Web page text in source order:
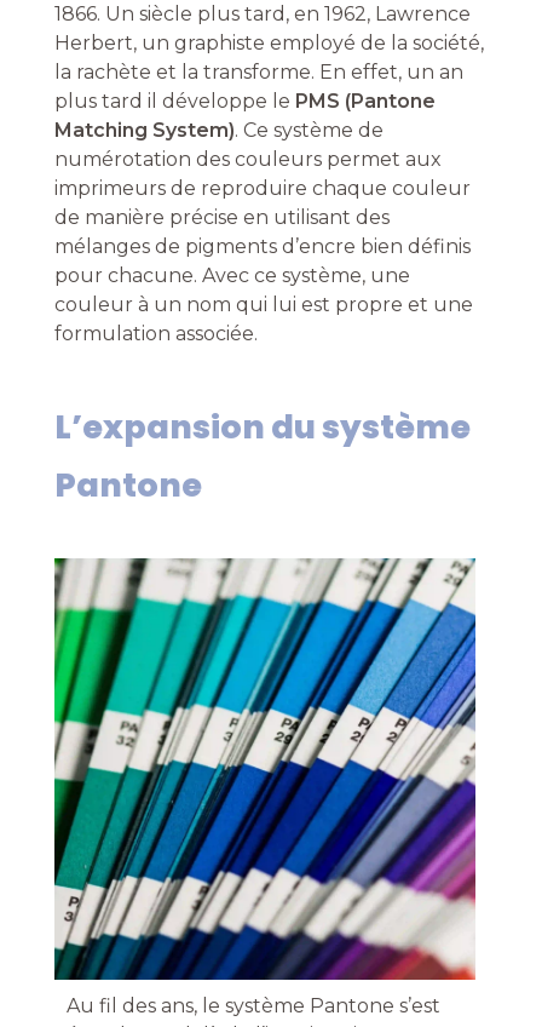
1866. Un siècle plus tard, en 1962, Lawrence
Herbert, un graphiste employé de la société,
la rachète et la transforme. En effet, un an
plus tard il développe le PMS (Pantone
Matching System). Ce système de
numérotation des couleurs permet aux
imprimeurs de reproduire chaque couleur
de manière précise en utilisant des
mélanges de pigments d’encre bien définis
pour chacune. Avec ce système, une
couleur à un nom qui lui est propre et une
formulation associée.
L’expansion du système
Pantone
Au fil des ans, le système Pantone s’est